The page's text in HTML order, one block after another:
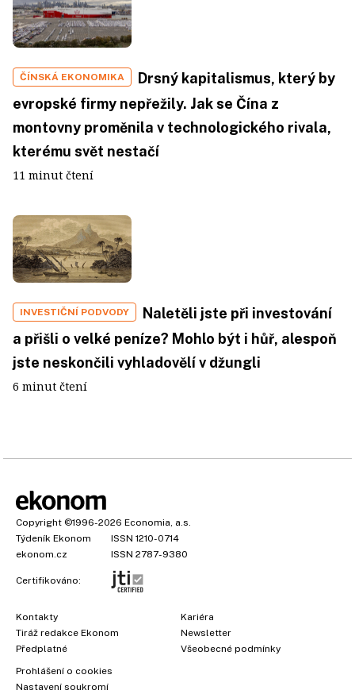
ČÍNSKÁ EKONOMIKA
Drsný kapitalismus, který by
evropské firmy nepřežily. Jak se Čína z
montovny proměnila v technologického rivala,
kterému svět nestačí
11 minut čtení
INVESTIČNÍ PODVODY
Naletěli jste při investování
a přišli o velké peníze? Mohlo být i hůř, alespoň
jste neskončili vyhladovělí v džungli
6 minut čtení
Copyright ©1996-2026 Economia, a.s.
Týdeník Ekonom
ISSN 1210-0714
ekonom.cz
ISSN 2787-9380
Certifikováno:
Kontakty
Tiráž redakce Ekonom
Předplatné
Kariéra
Newsletter
Všeobecné podmínky
Prohlášení o cookies
Nastavení soukromí